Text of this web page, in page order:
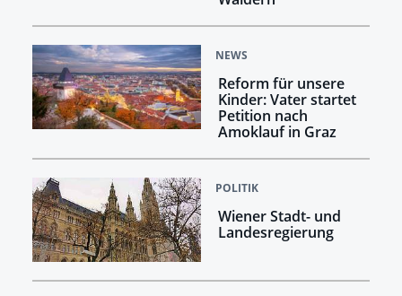
NEWS
Reform für unsere
Kinder: Vater startet
Petition nach
Amoklauf in Graz
POLITIK
Wiener Stadt- und
Landesregierung